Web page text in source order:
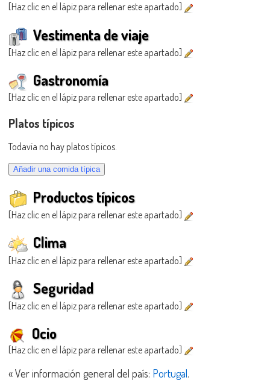
[Haz clic en el lápiz para rellenar este apartado]
Vestimenta de viaje
[Haz clic en el lápiz para rellenar este apartado]
Gastronomía
[Haz clic en el lápiz para rellenar este apartado]
Platos típicos
Todavía no hay platos típicos.
Productos típicos
[Haz clic en el lápiz para rellenar este apartado]
Clima
[Haz clic en el lápiz para rellenar este apartado]
Seguridad
[Haz clic en el lápiz para rellenar este apartado]
Ocio
[Haz clic en el lápiz para rellenar este apartado]
« Ver información general del país: Portugal.